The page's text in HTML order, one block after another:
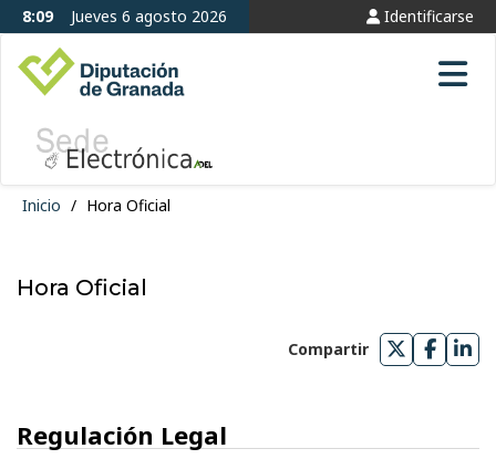
8:09 Jueves 6 agosto 2026 Identificarse
Inicio / Hora Oficial
Hora Oficial
Compartir
Compartir
Regulación Legal